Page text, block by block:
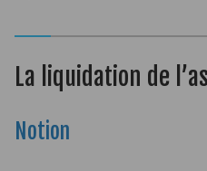
La liquidation de
Notion